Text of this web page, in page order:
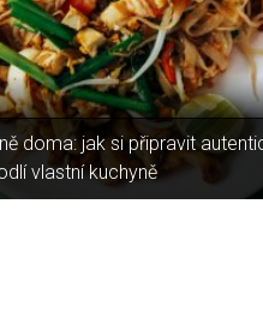
indukční a sklokeramickou